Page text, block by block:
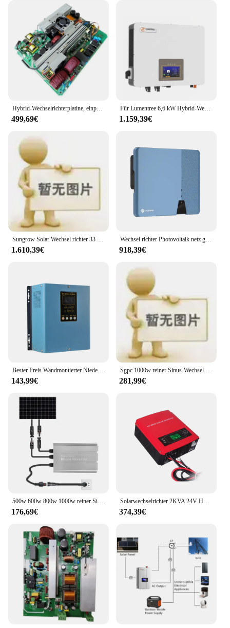
Hybrid-Wechselrichterplatine, einphasiger String-Solarwechselrichter, 6,2 kW, Hybrid-Wechselrichterplatine DC48 V auf AC230 V
499,69€
Für Lumentree 6,6 kW Hybrid-Wechselrichter mit MPPT-Tracking Solar-String-Wechselrichter
1.159,39€
Sungrow Solar Wechsel richter 33 kw40kw50kw wifi4g Überwachung netz gekoppelter Kaskaden-Photovoltaik-Wechsel richter
1.610,39€
Wechsel richter Photovoltaik netz gekoppelte Solar Photovoltaik 10 kW-50 kW Huawei Wechsel richter
918,39€
Bester Preis Wandmontierter Niederfrequenz-Solarwechselrichter mit reiner Sinuswelle 600 W 800 VA Wechselrichter 12 V DC 240 V AC EXW FOB-Preis
143,99€
Sgpc 1000w reiner Sinus-Wechsel richter mit Ups-Wechsel richter 12V 220V Solar-Wechselrichter-Batterie ladegerät Hochfrequenz
281,99€
500w 600w 800w 1000w reiner Sinus-Wechsel richter 24V 48V bis 220V DC zu AC Micro Solar Wechsel richter MPPT Hybrid-Wechsel richter
176,69€
Solarwechselrichter 2KVA 24V Hybrid Off Grid mit eingebautem Solarladeregler
374,39€